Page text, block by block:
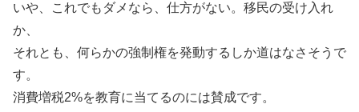
いや、これでもダメなら、仕方がない。移民の受け入れ
か、
それとも、何らかの強制権を発動するしか道はなさそうで
す。
消費増税2%を教育に当てるのには賛成です。